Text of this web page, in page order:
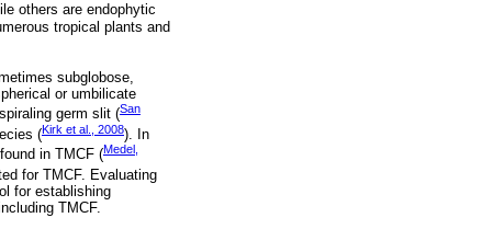
others are endophytic
tropical plants and
subglobose,
or umbilicate
germ slit (San
(Kirk et al., 2008). In
in TMCF (Medel,
for TMCF. Evaluating
for establishing
TMCF.